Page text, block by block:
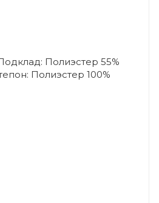
Полиэстер 55%
Полиэстер 100%